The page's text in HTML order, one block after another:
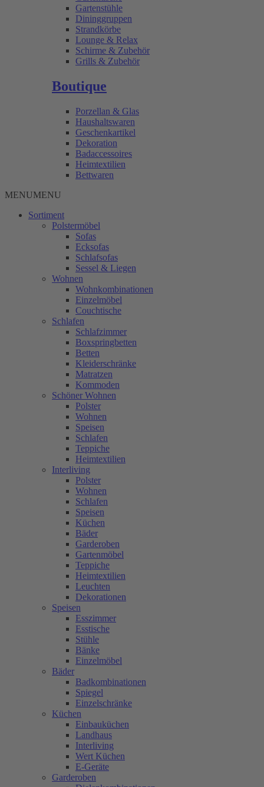
Gartenstühle
Dininggruppen
Strandkörbe
Lounge & Relax
Schirme & Zubehör
Grills & Zubehör
Boutique
Porzellan & Glas
Haushaltswaren
Geschenkartikel
Dekoration
Badaccessoires
Heimtextilien
Bettwaren
MENUMENU
Sortiment
Polstermöbel
Sofas
Ecksofas
Schlafsofas
Sessel & Liegen
Wohnen
Wohnkombinationen
Einzelmöbel
Couchtische
Schlafen
Schlafzimmer
Boxspringbetten
Betten
Kleiderschränke
Matratzen
Kommoden
Schöner Wohnen
Polster
Wohnen
Speisen
Schlafen
Teppiche
Heimtextilien
Interliving
Polster
Wohnen
Schlafen
Speisen
Küchen
Bäder
Garderoben
Gartenmöbel
Teppiche
Heimtextilien
Leuchten
Dekorationen
Speisen
Esszimmer
Esstische
Stühle
Bänke
Einzelmöbel
Bäder
Badkombinationen
Spiegel
Einzelschränke
Küchen
Einbauküchen
Landhaus
Interliving
Wert Küchen
E-Geräte
Garderoben